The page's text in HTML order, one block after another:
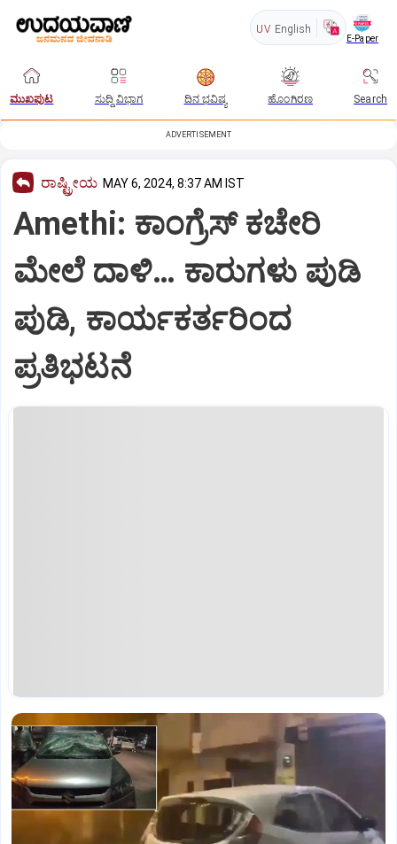
UV English
E-Paper
ಮುಖಪುಟ ಸುದ್ದಿ ವಿಭಾಗ ದಿನ ಭವಿಷ್ಯ ಹೊಂಗಿರಣ Search
ADVERTISEMENT
ರಾಷ್ಟ್ರೀಯ MAY 6, 2024, 8:37 AM IST
Amethi: ಕಾಂಗ್ರೆಸ್ ಕಚೇರಿ
ಮೇಲೆ ದಾಳಿ… ಕಾರುಗಳು ಪುಡಿ
ಪುಡಿ, ಕಾರ್ಯಕರ್ತರಿಂದ
ಪ್ರತಿಭಟನೆ